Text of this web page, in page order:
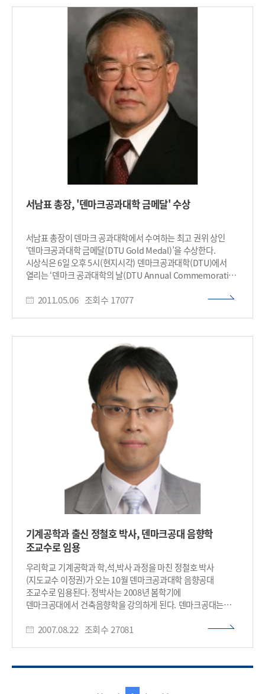
상호 합의하는 주제에 대한 공동연구 협력 △교직원, 학생, 연구원
교환 프로그램 △협력연구의 결과를 공동 논문으로 발표 △우수
이공계 학생을 위한 석․박사 프로그램 개발 △협력연구결과에
대한 공동 특허 신청 등에 힘을 모으게 된다.
한덴녹색기술연구원의 첫 공동연구과제는 ‘통합적 수자원 기술
및 바이오 지속성 기술’이 선정됐다. 원활한 연구 수행을 위해
KAIST에서는 이재규 EEWS사업단장이 연구원의 한국측을
대표하게 된다. 중점 연구 분야인 ‘통합적 수자원 기술 분야’에
건설 및 환경공학과 신항식 교수가, ‘바이오 지속성 기술 분야’에
시스템 및 합성 바이오기술연구센터장인 이상엽
생명과학기술대학장이 책임을 맡게 된다. 교육 분야에서는 지난
2월24일 합의했던 석․박사과정의 복수학위프로그램의 개설을
장려하고 이를 적극적으로 지원할 계획이다. 아울러 양 측은 각
대학에서 진행되고 있는 혁신적인 아이디어와 경험을 교류하기로
공동으로 찾게 될 것이며, 이는 한국과 덴마크 주도의 녹색성장에
덴마크 최초의 공과대학인 덴마크공과대학(Technical
University of Denmark)은 유럽의 공학 분야를 선도하고
있으며 스칸디나비아반도내에서 최고의 공과대학으로 알려져
있다.​
서남표 총장, '덴마크공과대학 금메달' 수상​
서남표 총장이 덴마크 공과대학에서 수여하는 최고 권위 상인
‘덴마크공과대학 금메달(DTU Gold Medal)’을 수상한다.
시상식은 6일 오후 5시(현지시각) 덴마크공과대학(DTU)에서
열리는 ‘덴마크 공과대학의 날(DTU Annual Commemoration
공학 분야에서 쌓은 뛰어난 업적, 혁신적인 아이디어, 헌신적인
인정해 금메달을 수여하기로 결정했다. 덴마크 공과대학에서는
매년 과학기술분야에서 세계적인 연구 업적을 인정받은 1인을
선정해 금메달을 수여하고 있다. 1829년 설립된 덴마크 최초의
공과대학인 덴마크공과대학(Technical University of
Denmark)은 유럽의 공학 분야를 선도하고 있으며
스칸디나비아반도내에서 최고의 공과대학으로 알려져 있다.
덴마크공과대학은 KAIST와 교환학생제도 및 복수학위(Dual
Degree) 프로그램을 활발하게 운영하고 있으며 KAIST가 유럽의
선도대학들과 협력하는 데 교두보 역할을 하고 있다.​
2011.05.06 조회수 17077
기계공학과 출신 정철호 박사, 덴마크공대 음향학
조교수로 임용
우리학교 기계공학과 학,석,박사 과정을 마친 정철호 박사
(지도교수 이정권)가 오는 10월 덴마크공과대학 음향공대
조교수로 임용된다. 정박사는 2008년 봄학기에
덴마크공대에서 건축음향학을 강의하게 된다. 덴마크공대는
크리스챤 오스티드가 설립했다. 이 대학은 과학기술 분야에서
국제음향회의에서(ICA 2007)에서 젊은 과학자상을 수상하게
참석할 수 있도록 지원하는 프로그램이다. 유럽 음향학회, 스페인
2007.08.22 조회수 27081